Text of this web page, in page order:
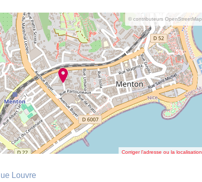
© contributeurs OpenStreetMap
Corriger l’adresse ou la localisation
Louvre